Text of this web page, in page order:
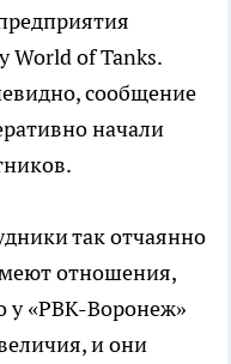
World of Tanks.
сообщение
начали
так отчаянно
отношения,
у «РВК-Воронеж»
и они